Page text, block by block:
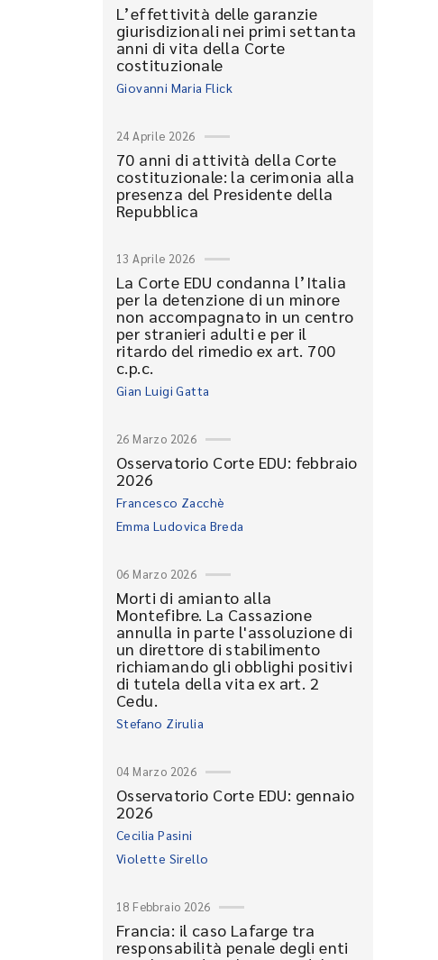
L’effettività delle garanzie
giurisdizionali nei primi settanta
anni di vita della Corte
costituzionale
Giovanni Maria Flick
24 Aprile 2026
70 anni di attività della Corte
costituzionale: la cerimonia alla
presenza del Presidente della
Repubblica
13 Aprile 2026
La Corte EDU condanna l’Italia
per la detenzione di un minore
non accompagnato in un centro
per stranieri adulti e per il
ritardo del rimedio ex art. 700
c.p.c.
Gian Luigi Gatta
26 Marzo 2026
Osservatorio Corte EDU: febbraio
2026
Francesco Zacchè
Emma Ludovica Breda
06 Marzo 2026
Morti di amianto alla
Montefibre. La Cassazione
annulla in parte l'assoluzione di
un direttore di stabilimento
richiamando gli obblighi positivi
di tutela della vita ex art. 2
Cedu.
Stefano Zirulia
04 Marzo 2026
Osservatorio Corte EDU: gennaio
2026
Cecilia Pasini
Violette Sirello
18 Febbraio 2026
Francia: il caso Lafarge tra
responsabilità penale degli enti